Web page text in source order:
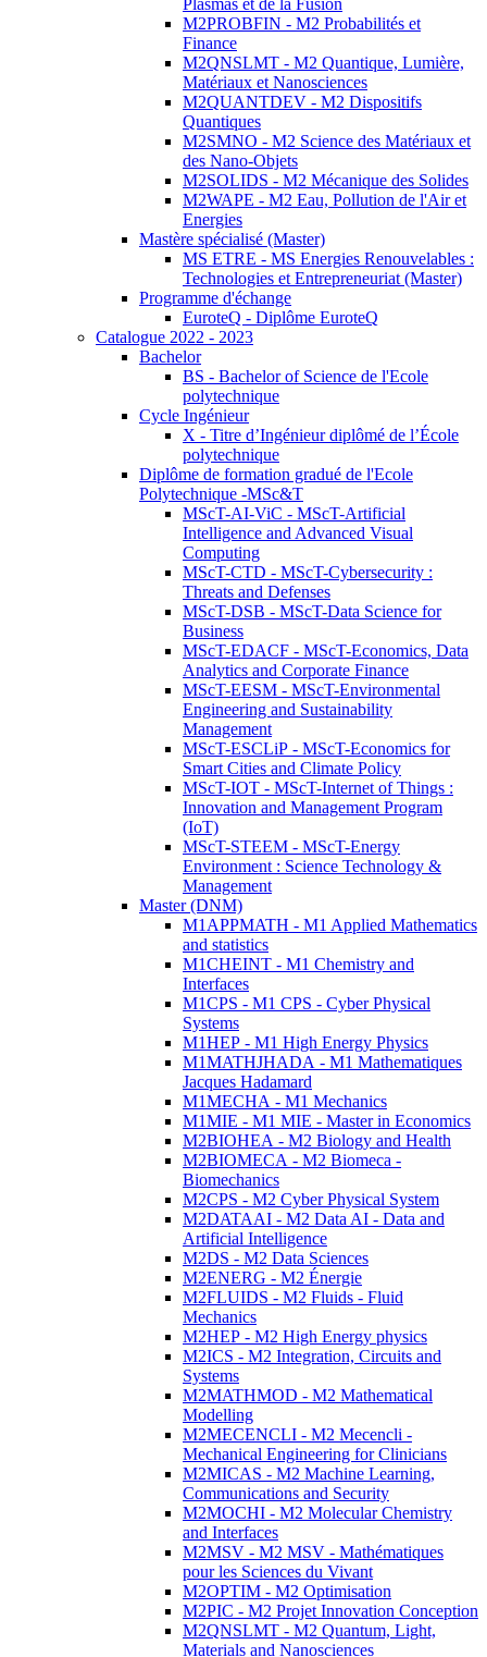
Plasmas et de la Fusion
M2PROBFIN - M2 Probabilités et
Finance
M2QNSLMT - M2 Quantique, Lumière,
Matériaux et Nanosciences
M2QUANTDEV - M2 Dispositifs
Quantiques
M2SMNO - M2 Science des Matériaux et
des Nano-Objets
M2SOLIDS - M2 Mécanique des Solides
M2WAPE - M2 Eau, Pollution de l'Air et
Energies
Mastère spécialisé (Master)
MS ETRE - MS Energies Renouvelables :
Technologies et Entrepreneuriat (Master)
Programme d'échange
EuroteQ - Diplôme EuroteQ
Catalogue 2022 - 2023
Bachelor
BS - Bachelor of Science de l'Ecole
polytechnique
Cycle Ingénieur
X - Titre d’Ingénieur diplômé de l’École
polytechnique
Diplôme de formation gradué de l'Ecole
Polytechnique -MSc&T
MScT-AI-ViC - MScT-Artificial
Intelligence and Advanced Visual
Computing
MScT-CTD - MScT-Cybersecurity :
Threats and Defenses
MScT-DSB - MScT-Data Science for
Business
MScT-EDACF - MScT-Economics, Data
Analytics and Corporate Finance
MScT-EESM - MScT-Environmental
Engineering and Sustainability
Management
MScT-ESCLiP - MScT-Economics for
Smart Cities and Climate Policy
MScT-IOT - MScT-Internet of Things :
Innovation and Management Program
(IoT)
MScT-STEEM - MScT-Energy
Environment : Science Technology &
Management
Master (DNM)
M1APPMATH - M1 Applied Mathematics
and statistics
M1CHEINT - M1 Chemistry and
Interfaces
M1CPS - M1 CPS - Cyber Physical
Systems
M1HEP - M1 High Energy Physics
M1MATHJHADA - M1 Mathematiques
Jacques Hadamard
M1MECHA - M1 Mechanics
M1MIE - M1 MIE - Master in Economics
M2BIOHEA - M2 Biology and Health
M2BIOMECA - M2 Biomeca -
Biomechanics
M2CPS - M2 Cyber Physical System
M2DATAAI - M2 Data AI - Data and
Artificial Intelligence
M2DS - M2 Data Sciences
M2ENERG - M2 Énergie
M2FLUIDS - M2 Fluids - Fluid
Mechanics
M2HEP - M2 High Energy physics
M2ICS - M2 Integration, Circuits and
Systems
M2MATHMOD - M2 Mathematical
Modelling
M2MECENCLI - M2 Mecencli -
Mechanical Engineering for Clinicians
M2MICAS - M2 Machine Learning,
Communications and Security
M2MOCHI - M2 Molecular Chemistry
and Interfaces
M2MSV - M2 MSV - Mathématiques
pour les Sciences du Vivant
M2OPTIM - M2 Optimisation
M2PIC - M2 Projet Innovation Conception
M2QNSLMT - M2 Quantum, Light,
Materials and Nanosciences